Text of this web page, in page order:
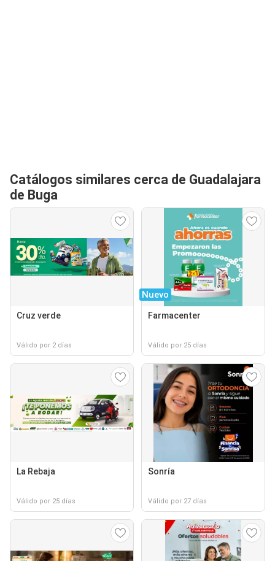
Catálogos similares cerca de Guadalajara
de Buga
Cruz verde
Válido por 2 días
Nuevo
Farmacenter
Válido por 25 días
La Rebaja
Válido por 25 días
Sonría
Válido por 27 días